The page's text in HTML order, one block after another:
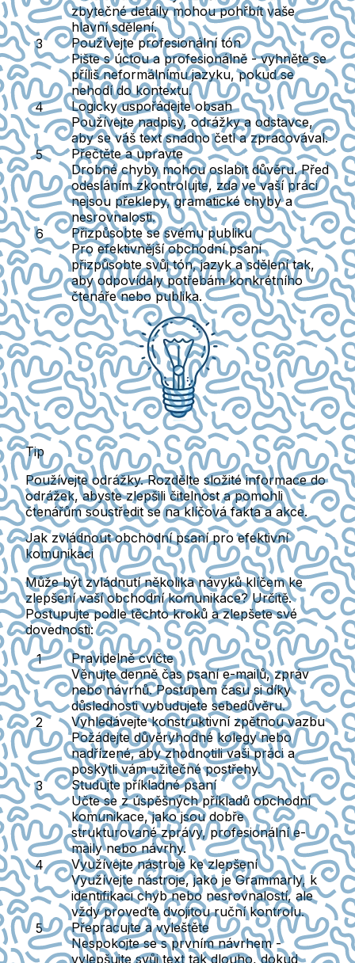
zbytečné detaily mohou pohřbít vaše
hlavní sdělení.
Používejte profesionální tón
Pište s úctou a profesionálně - vyhněte se
příliš neformálnímu jazyku, pokud se
nehodí do kontextu.
Logicky uspořádejte obsah
Používejte nadpisy, odrážky a odstavce,
aby se váš text snadno četl a zpracovával.
Přečtěte a upravte
Drobné chyby mohou oslabit důvěru. Před
odesláním zkontrolujte, zda ve vaší práci
nejsou překlepy, gramatické chyby a
nesrovnalosti.
Přizpůsobte se svému publiku
Pro efektivnější obchodní psaní
přizpůsobte svůj tón, jazyk a sdělení tak,
aby odpovídaly potřebám konkrétního
čtenáře nebo publika.
Tip
Používejte odrážky. Rozdělte složité informace do
odrážek, abyste zlepšili čitelnost a pomohli
čtenářům soustředit se na klíčová fakta a akce.
Jak zvládnout obchodní psaní pro efektivní
komunikaci
Může být zvládnutí několika návyků klíčem ke
zlepšení vaší obchodní komunikace? Určitě.
Postupujte podle těchto kroků a zlepšete své
dovednosti:
Pravidelně cvičte
Věnujte denně čas psaní e-mailů, zpráv
nebo návrhů. Postupem času si díky
důslednosti vybudujete sebedůvěru.
Vyhledávejte konstruktivní zpětnou vazbu
Požádejte důvěryhodné kolegy nebo
nadřízené, aby zhodnotili vaši práci a
poskytli vám užitečné postřehy.
Studujte příkladné psaní
Učte se z úspěšných příkladů obchodní
komunikace, jako jsou dobře
strukturované zprávy, profesionální e-
maily nebo návrhy.
Využívejte nástroje ke zlepšení
Využívejte nástroje, jako je Grammarly, k
identifikaci chyb nebo nesrovnalostí, ale
vždy proveďte dvojitou ruční kontrolu.
Přepracujte a vyleštěte
Nespokojte se s prvním návrhem -
vylepšujte svůj text tak dlouho, dokud